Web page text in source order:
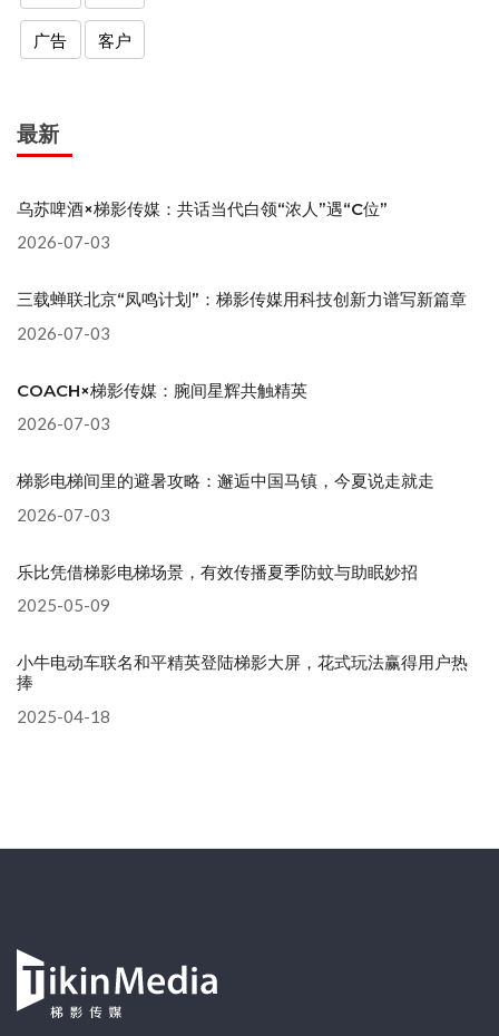
广告 客户
最新
乌苏啤酒×梯影传媒：共话当代白领“浓人”遇“C位”
2026-07-03
三载蝉联北京“凤鸣计划”：梯影传媒用科技创新力谱写新篇章
2026-07-03
COACH×梯影传媒：腕间星辉共触精英
2026-07-03
梯影电梯间里的避暑攻略：邂逅中国马镇，今夏说走就走
2026-07-03
乐比凭借梯影电梯场景，有效传播夏季防蚊与助眠妙招
2025-05-09
小牛电动车联名和平精英登陆梯影大屏，花式玩法赢得用户热
捧
2025-04-18